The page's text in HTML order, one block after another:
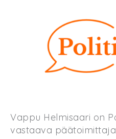
Vappu Helmisaari on
vastaava päätoimittaja